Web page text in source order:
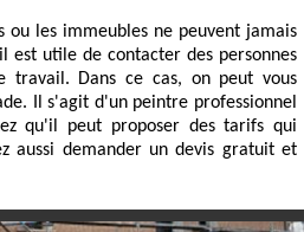
ou les immeubles ne peuvent jamais
utile de contacter des personnes
travail. Dans ce cas, on peut vous
Il s'agit d'un peintre professionnel
qu'il peut proposer des tarifs qui
aussi demander un devis gratuit et